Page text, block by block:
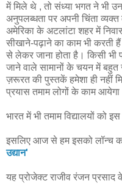
में मिले थे , तो संध्या भगत ने भी
अनुपलब्धता पर अपनी चिंता
अमेरिका के अटलांटा शहर में
सीखाने-पढ़ाने का काम भी करती
से लेकर जाना होता है। किसी भी
जाने वाले सामानों के चयन में
ज़रूरत की पुस्तकें हमेशा ही नहीं
प्रयास तमाम लोगों के काम
भारत में भी तमाम विद्यालयों को
इसलिए आज से हम इसको लॉन्च
उद्यान'
यह प्रोजेक्ट राजीव रंजन प्रसाद